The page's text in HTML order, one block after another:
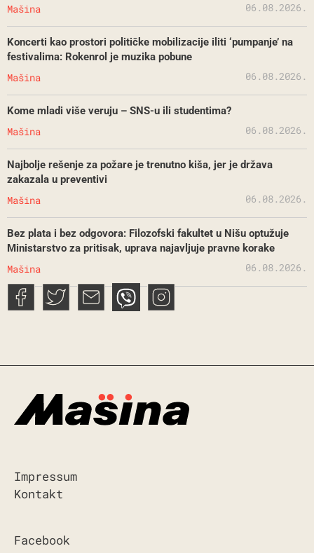
Mašina 06.08.2026.
Koncerti kao prostori političke mobilizacije iliti ‘pumpanje’ na
festivalima: Rokenrol je muzika pobune
Mašina 06.08.2026.
Kome mladi više veruju – SNS-u ili studentima?
Mašina 06.08.2026.
Najbolje rešenje za požare je trenutno kiša, jer je država
zakazala u preventivi
Mašina 06.08.2026.
Bez plata i bez odgovora: Filozofski fakultet u Nišu optužuje
Ministarstvo za pritisak, uprava najavljuje pravne korake
Mašina 06.08.2026.
Impressum
Kontakt
Facebook